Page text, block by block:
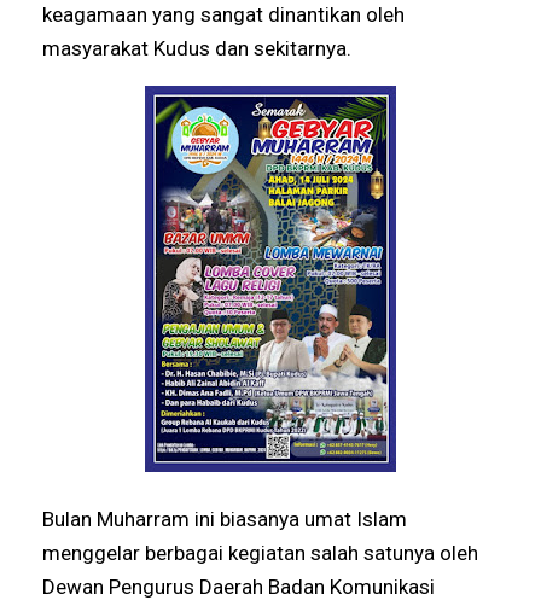
keagamaan yang sangat dinantikan oleh
masyarakat Kudus dan sekitarnya.
Bulan Muharram ini biasanya umat Islam
menggelar berbagai kegiatan salah satunya oleh
Dewan Pengurus Daerah Badan Komunikasi